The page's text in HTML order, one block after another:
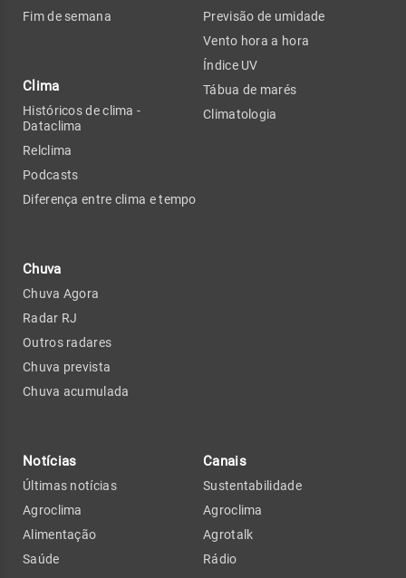
Fim de semana
Clima
Históricos de clima -
Dataclima
Relclima
Podcasts
Diferença entre clima e tempo
Chuva
Chuva Agora
Radar RJ
Outros radares
Chuva prevista
Chuva acumulada
Previsão de umidade
Vento hora a hora
Índice UV
Tábua de marés
Climatologia
Notícias
Últimas notícias
Agroclima
Alimentação
Saúde
Canais
Sustentabilidade
Agroclima
Agrotalk
Rádio